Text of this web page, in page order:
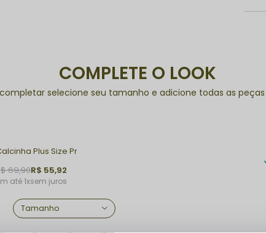
COMPLETE O LOOK
selecione seu tamanho e adicione todas as
Calcinha Plus Size Preta Cavada
69,90R$ 55,92
1xsem juros